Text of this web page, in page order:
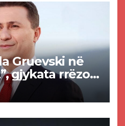
Gruevski në
gjykata rrëzon
e
selisë së